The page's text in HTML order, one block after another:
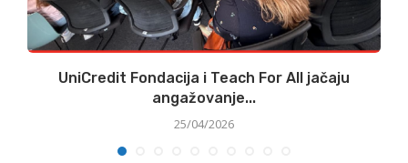
UniCredit Fondacija i Teach For All jačaju
angažovanje...
25/04/2026